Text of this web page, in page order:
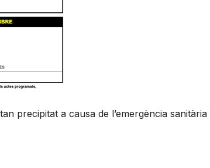
precipitat a causa de l’emergència